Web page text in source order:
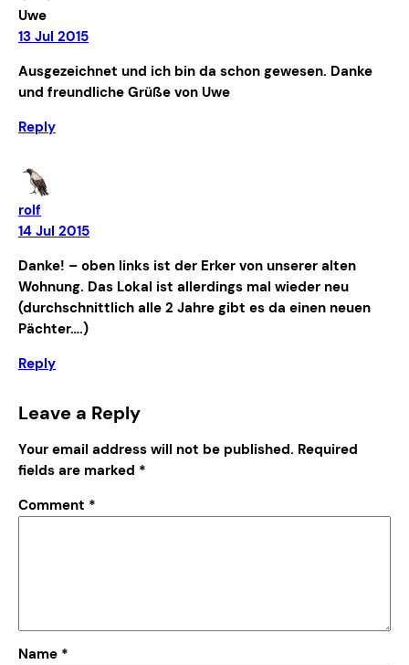
Uwe
13 Jul 2015
Ausgezeichnet und ich bin da schon gewesen. Danke
und freundliche Grüße von Uwe
Reply
rolf
14 Jul 2015
Danke! – oben links ist der Erker von unserer alten
Wohnung. Das Lokal ist allerdings mal wieder neu
(durchschnittlich alle 2 Jahre gibt es da einen neuen
Pächter….)
Reply
Leave a Reply
Your email address will not be published. Required
fields are marked *
Comment *
Name *